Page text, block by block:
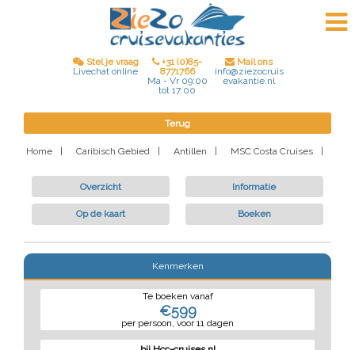
Stel je vraag
Livechat online
+31 (0)85-
8771766
Ma - Vr 09:00
tot 17:00
Mail ons
info@ziezocruis
evakantie.nl
Terug
Home Caribisch Gebied Antillen MSC Costa Cruises
Overzicht Informatie
Op de kaart Boeken
Kenmerken
Te boeken vanaf
€599
per persoon, voor 11 dagen